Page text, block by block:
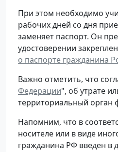
При этом необходимо
рабочих дней со дня
заменяет паспорт. Он
удостоверении
о паспорте гражданина
Важно отметить, что
Федерации", об утрате
территориальный орган
Напомним, что в
носителе или в виде
гражданина РФ введен в